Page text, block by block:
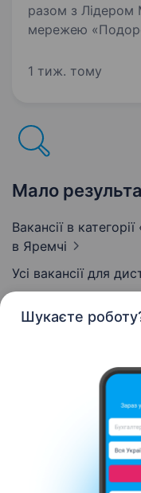
Шукаєте
разом з
мережею
в Україні, що
1 тиж. тому
Мало
Вакансії в
в Яремчі
Усі вакансії для
Контакти